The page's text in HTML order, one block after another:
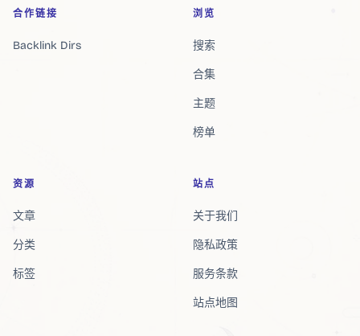
合作链接
Backlink Dirs
浏览
搜索
合集
主题
榜单
资源
文章
分类
标签
站点
关于我们
隐私政策
服务条款
站点地图